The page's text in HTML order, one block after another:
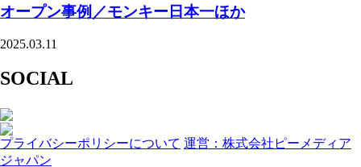
オープン事例／モンキー日本一ほか
2025.03.11
SOCIAL
プライバシーポリシーについて 運営：株式会社ピーメディア
ジャパン